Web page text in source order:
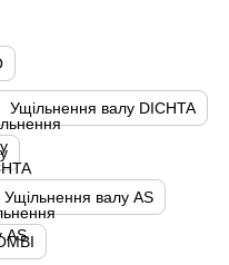
Ущільнення валу DICHTA
Ущільнення валу AS